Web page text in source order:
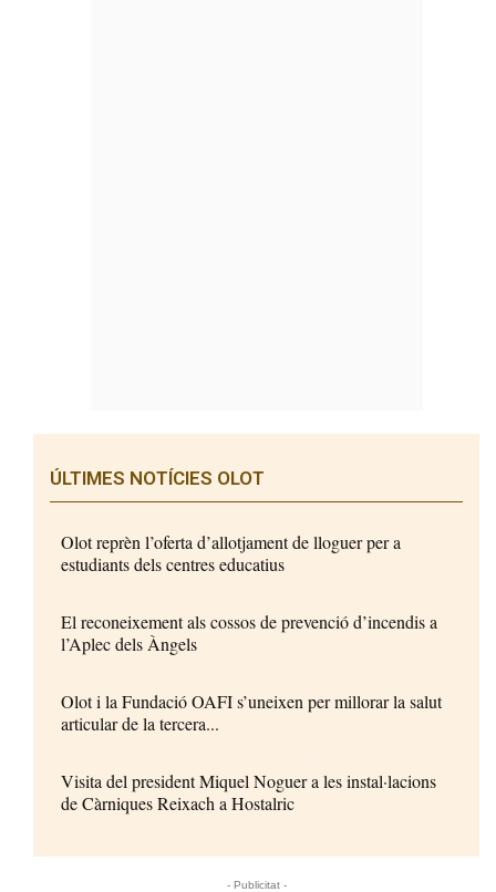
ÚLTIMES NOTÍCIES OLOT
Olot reprèn l’oferta d’allotjament de lloguer per a
estudiants dels centres educatius
El reconeixement als cossos de prevenció d’incendis a
l’Aplec dels Àngels
Olot i la Fundació OAFI s’uneixen per millorar la salut
articular de la tercera...
Visita del president Miquel Noguer a les instal·lacions
de Càrniques Reixach a Hostalric
- Publicitat -